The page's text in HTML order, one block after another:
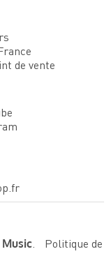
de vente
Music. Politique de